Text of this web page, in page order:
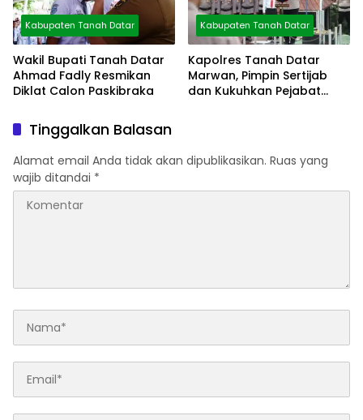
Kabupaten Tanah Datar
Wakil Bupati Tanah Datar
Ahmad Fadly Resmikan
Diklat Calon Paskibraka
Kabupaten Tanah Datar
Kapolres Tanah Datar
Marwan, Pimpin Sertijab
dan Kukuhkan Pejabat
Tinggalkan Balasan
Alamat email Anda tidak akan dipublikasikan. Ruas yang
wajib ditandai *